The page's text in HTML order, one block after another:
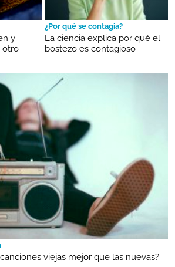
y
otro
¿Por qué se contagia?
La ciencia explica por qué el
bostezo es contagioso
viejas mejor que las nuevas?